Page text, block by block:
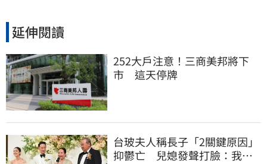
延伸閱讀
252大戶注意！三商美邦將下
市　這天停牌
台玻夫人稱長子「2關鍵原因」
抑鬱亡 兒媳發聲打臉：我從